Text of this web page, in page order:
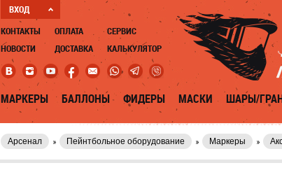
ВХОД
КОНТАКТЫ
НОВОСТИ
ОПЛАТА
ДОСТАВКА
СЕРВИС
КАЛЬКУЛЯТОР
МАРКЕРЫ БАЛЛОНЫ ФИДЕРЫ МАСКИ ШАРЫ/
Арсенал Пейнтбольное оборудование Маркеры